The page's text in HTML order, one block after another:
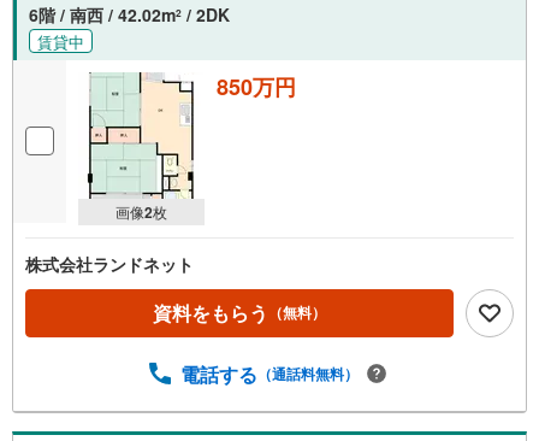
6階 / 南西 / 42.02m2 / 2DK
賃貸中
画像2枚
850万円
株式会社ランドネット
資料をもらう （無料）
電話する （通話料無料）